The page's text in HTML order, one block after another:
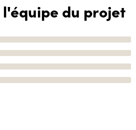
l'équipe du projet